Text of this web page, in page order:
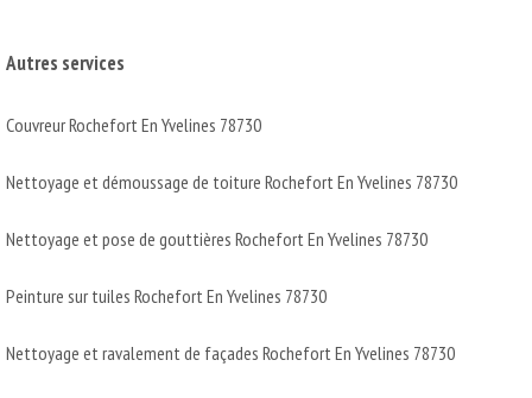
Autres services
Couvreur Rochefort En Yvelines 78730
Nettoyage et démoussage de toiture Rochefort En Yvelines 78730
Nettoyage et pose de gouttières Rochefort En Yvelines 78730
Peinture sur tuiles Rochefort En Yvelines 78730
Nettoyage et ravalement de façades Rochefort En Yvelines 78730